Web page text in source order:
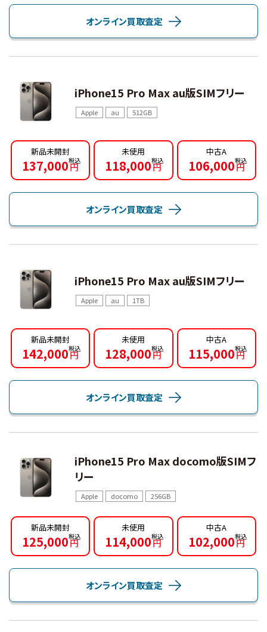
オンライン買取査定
iPhone15 Pro Max au版SIMフリー
Apple au 512GB
新品未開封
137,000円
未使用
118,000円
中古A
106,000円
オンライン買取査定
iPhone15 Pro Max au版SIMフリー
Apple au 1TB
新品未開封
142,000円
未使用
128,000円
中古A
115,000円
オンライン買取査定
iPhone15 Pro Max docomo版SIMフ
リー
Apple docomo 256GB
新品未開封
125,000円
未使用
114,000円
中古A
102,000円
オンライン買取査定